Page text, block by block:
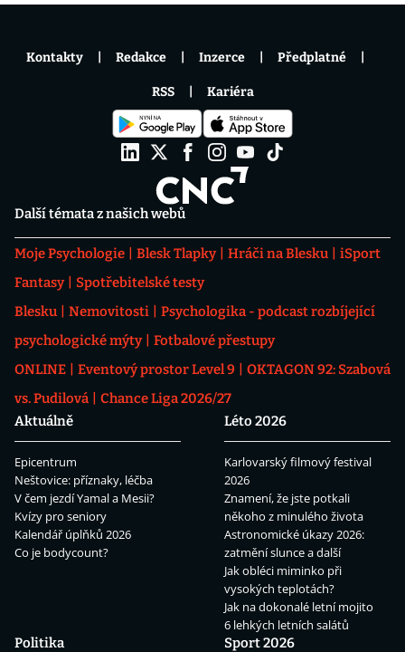
Další témata z našich webů
Moje Psychologie Blesk Tlapky Hráči na Blesku
iSport
Fantasy
Spotřebitelské testy
Blesku
Nemovitosti
Psychologika - podcast rozbíjející
psychologické mýty
Fotbalové přestupy
ONLINE
Eventový prostor Level 9
OKTAGON 92: Szabová
vs. Pudilová
Chance Liga 2026/27
Aktuálně
Epicentrum
Neštovice: příznaky, léčba
V čem jezdí Yamal a Mesii?
Kvízy pro seniory
Kalendář úplňků 2026
Co je bodycount?
Léto 2026
Karlovarský filmový festival
2026
Znamení, že jste potkali
někoho z minulého života
Astronomické úkazy 2026:
zatmění slunce a další
Jak obléci miminko při
vysokých teplotách?
Jak na dokonalé letní mojito
6 lehkých letních salátů
Politika
Sport 2026
Kontakty Redakce Inzerce Předplatné
RSS Kariéra